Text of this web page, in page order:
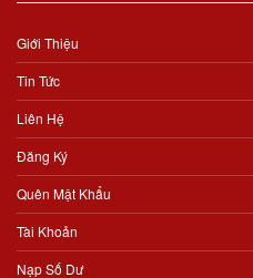
Giới Thiệu
Tin Tức
Liên Hệ
Đăng Ký
Quên Mật Khẩu
Tài Khoản
Nạp Số Dư